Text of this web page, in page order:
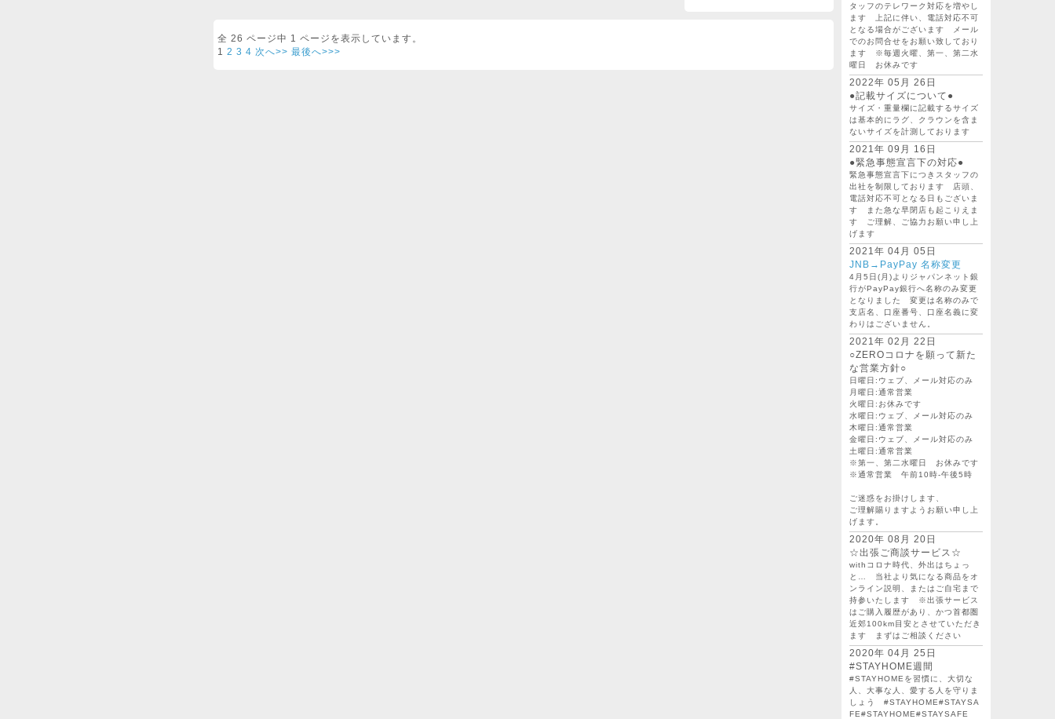
全 26 ページ中 1 ページを表示しています。
1 2 3 4 次へ>> 最後へ>>>
タッフのテレワーク対応を増やし
ます 上記に伴い、電話対応不可
となる場合がございます メール
でのお問合せをお願い致しており
ます ※毎週火曜、第一、第二水
曜日 お休みです
2022年 05月 26日
●記載サイズについて●
サイズ・重量欄に記載するサイズ
は基本的にラグ、クラウンを含ま
ないサイズを計測しております
2021年 09月 16日
●緊急事態宣言下の対応●
緊急事態宣言下につきスタッフの
出社を制限しております 店頭、
電話対応不可となる日もございま
す また急な早閉店も起こりえま
す ご理解、ご協力お願い申し上
げます
2021年 04月 05日
JNB→PayPay 名称変更
4月5日(月)よりジャパンネット銀
行がPayPay銀行へ名称のみ変更
となりました 変更は名称のみで
支店名、口座番号、口座名義に変
わりはございません。
2021年 02月 22日
○ZEROコロナを願って新た
な営業方針○
日曜日:ウェブ、メール対応のみ
月曜日:通常営業
火曜日:お休みです
水曜日:ウェブ、メール対応のみ
木曜日:通常営業
金曜日:ウェブ、メール対応のみ
土曜日:通常営業
※第一、第二水曜日 お休みです
※通常営業 午前10時-午後5時
ご迷惑をお掛けします、
ご理解賜りますようお願い申し上
げます。
2020年 08月 20日
☆出張ご商談サービス☆
withコロナ時代、外出はちょっ
と… 当社より気になる商品をオ
ンライン説明、またはご自宅まで
持参いたします ※出張サービス
はご購入履歴があり、かつ首都圏
近郊100km目安とさせていただき
ます まずはご相談ください
2020年 04月 25日
#STAYHOME週間
#STAYHOMEを習慣に、大切な
人、大事な人、愛する人を守りま
しょう #STAYHOME#STAYSA
FE#STAYHOME#STAYSAFE